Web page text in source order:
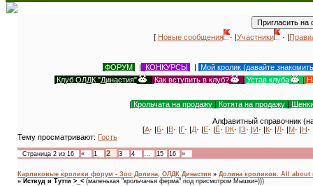
[ Новые сообщения · |Участники · |
ФОРУМ | КОНКУРСЫ | Мой кролик (давайте
Клуб ОЛДК "Династия"
| Как вступить в клуб? | Устав клуба |
| Крольчата на продажу | Котята на продажу |
Алфавитный справочник
[А· |Б· |В· |Г· |Д· |Е· |Ё· |Ж· |З· |И· |К· |Л· |М· |Н·
Тему просматривают: Гость
Страница 2 из 16 « 1 2 3 4 … 15 16 »
Карликовые кролики форум - Зоо Долина, ОЛДК Династия » Долина кроликов. All about
» Иствуд и Тутти >_< (маленькая "крольчачья ферма" под присмотром Мышки=)))